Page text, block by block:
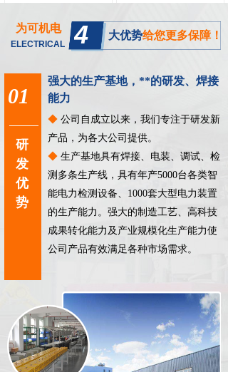
4KVa电磁感应铝箔
封口机
拟控制 高频光伏线盒
焊接机（光伏板线盒
ELECTRICAL 4
为可机电
◆ 公司自成立以来，我们专注于研发新
产品，为各大公司提供。
◆ 生产基地具有焊接、电装、调试、检
测多条生产线，具有年产5000台各类智
能电力检测设备、1000套大型电力装置
的生产能力。强大的制造工艺、高科技
成果转化能力及产业规模化生产能力使
公司产品有效满足各种市场需求。
强大的生产基地，**的研发、焊接
能力
研
发
优
势
01
大优势给您更多保障！